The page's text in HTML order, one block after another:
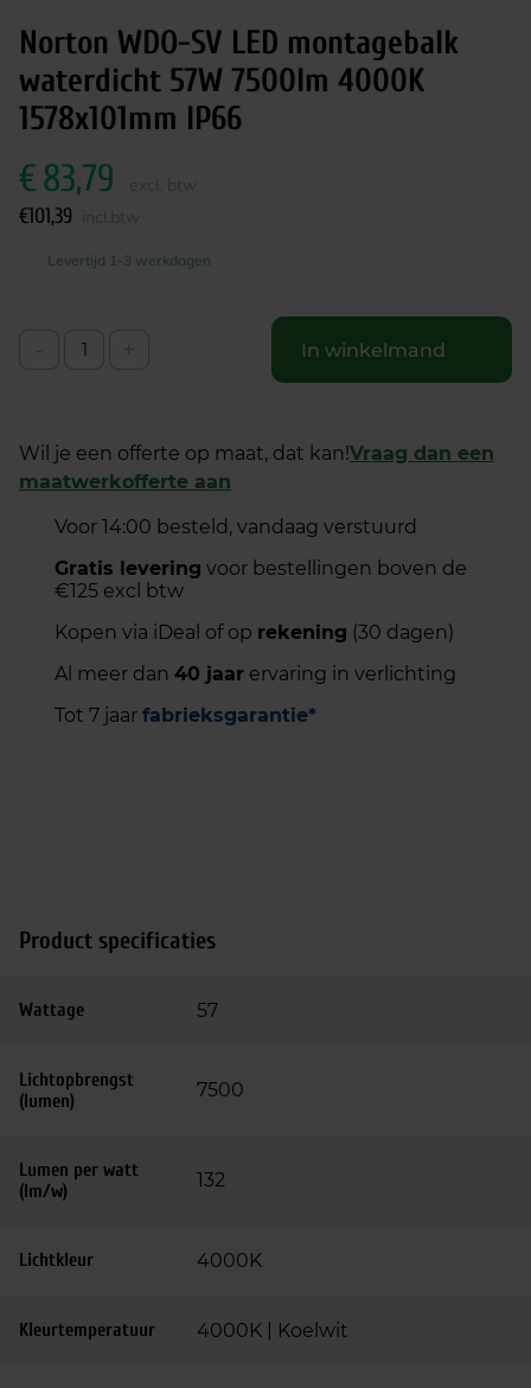
Norton WDO-SV LED montagebalk
waterdicht 57W 7500lm 4000K
1578x101mm IP66
€83,79
€101,39
Levertijd 1-3 werkdagen
In winkelmand
Wil je een offerte op maat, dat kan!Vraag dan een
maatwerkofferte aan
Voor 14:00 besteld, vandaag verstuurd
Gratis levering voor bestellingen boven de
€125 excl btw
Kopen via iDeal of op rekening (30 dagen)
Al meer dan 40 jaar ervaring in verlichting
Tot 7 jaar fabrieksgarantie*
Product specificaties
Wattage 57
Lichtopbrengst
(lumen)
7500
Lumen per watt
(lm/w)
132
Lichtkleur 4000K
Kleurtemperatuur 4000K | Koelwit